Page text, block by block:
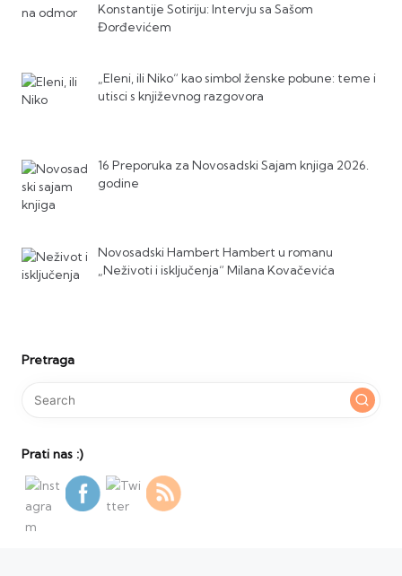
Konstantije Sotiriju: Intervju sa Sašom
Đorđevićem
„Eleni, ili Niko“ kao simbol ženske pobune: teme i
utisci s književnog razgovora
16 Preporuka za Novosadski Sajam knjiga 2026.
godine
Novosadski Hambert Hambert u romanu
„Neživoti i isključenja“ Milana Kovačevića
Pretraga
Prati nas :)